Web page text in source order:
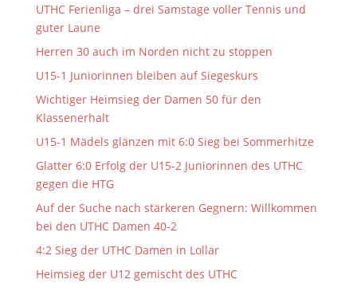
UTHC Ferienliga – drei Samstage voller Tennis und
guter Laune
Herren 30 auch im Norden nicht zu stoppen
U15-1 Juniorinnen bleiben auf Siegeskurs
Wichtiger Heimsieg der Damen 50 für den
Klassenerhalt
U15-1 Mädels glänzen mit 6:0 Sieg bei Sommerhitze
Glatter 6:0 Erfolg der U15-2 Juniorinnen des UTHC
gegen die HTG
Auf der Suche nach stärkeren Gegnern: Willkommen
bei den UTHC Damen 40-2
4:2 Sieg der UTHC Damen in Lollar
Heimsieg der U12 gemischt des UTHC